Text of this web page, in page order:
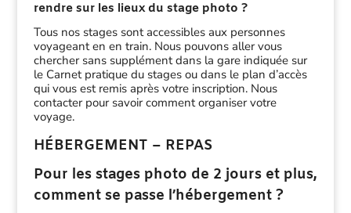
rendre sur les lieux du stage photo ?
Tous nos stages sont accessibles aux personnes
voyageant en en train. Nous pouvons aller vous
chercher sans supplément dans la gare indiquée sur
le Carnet pratique du stages ou dans le plan d’accès
qui vous est remis après votre inscription. Nous
contacter pour savoir comment organiser votre
voyage.
HÉBERGEMENT – REPAS
Pour les stages photo de 2 jours et plus,
comment se passe l’hébergement ?